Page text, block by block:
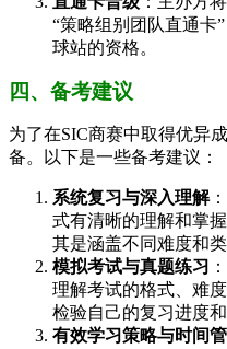
“策略组别团队直通卡
球站的资格。
四、备考建议
为了在SIC商赛中取得优异
备。以下是一些备考建议：
系统复习与深入理解
式有清晰的理解和掌
其是涵盖不同难度和
模拟考试与真题练习
理解考试的格式、难
检验自己的复习进度
有效学习策略与时间